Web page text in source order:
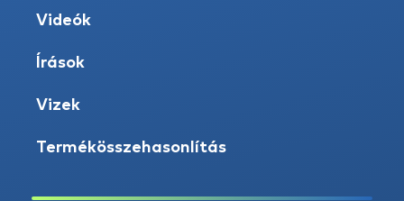
Videók
Írások
Vizek
Termékösszehasonlítás